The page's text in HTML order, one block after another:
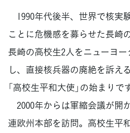
1990年代後半、世界で核実
ことに危機感を募らせた長崎
長崎の高校生2人をニューヨ
し、直接核兵器の廃絶を訴え
「高校生平和大使」の始まりです
2000年からは軍縮会議が開
連欧州本部を訪問。高校生平